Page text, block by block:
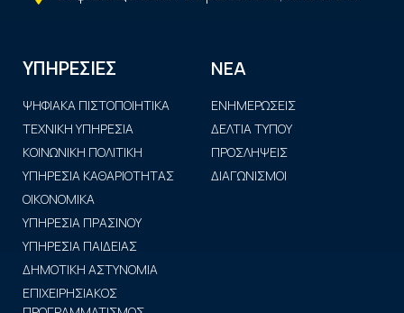
ΥΠΗΡΕΣΙΕΣ
ΨΗΦΙΑΚΑ ΠΙΣΤΟΠΟΙΗΤΙΚΑ
ΤΕΧΝΙΚΗ ΥΠΗΡΕΣΙΑ
ΚΟΙΝΩΝΙΚΗ ΠΟΛΙΤΙΚΗ
ΥΠΗΡΕΣΙΑ ΚΑΘΑΡΙΟΤΗΤΑΣ
ΟΙΚΟΝΟΜΙΚΑ
ΥΠΗΡΕΣΙΑ ΠΡΑΣΙΝΟΥ
ΥΠΗΡΕΣΙΑ ΠΑΙΔΕΙΑΣ
ΔΗΜΟΤΙΚΗ ΑΣΤΥΝΟΜΙΑ
ΕΠΙΧΕΙΡΗΣΙΑΚΟΣ
ΝΕΑ
ΕΝΗΜΕΡΩΣΕΙΣ
ΔΕΛΤΙΑ ΤΥΠΟΥ
ΠΡΟΣΛΗΨΕΙΣ
ΔΙΑΓΩΝΙΣΜΟΙ